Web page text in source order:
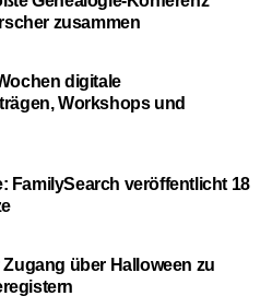
zusammen
digitale
Workshops und
FamilySearch veröffentlicht 18
über Halloween zu